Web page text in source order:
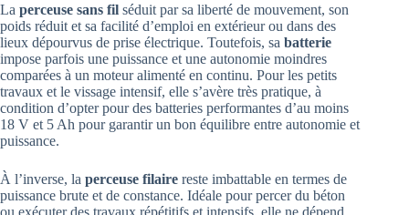
La perceuse sans fil séduit par sa liberté de mouvement, son
poids réduit et sa facilité d’emploi en extérieur ou dans des
lieux dépourvus de prise électrique. Toutefois, sa batterie
impose parfois une puissance et une autonomie moindres
comparées à un moteur alimenté en continu. Pour les petits
travaux et le vissage intensif, elle s’avère très pratique, à
condition d’opter pour des batteries performantes d’au moins
18 V et 5 Ah pour garantir un bon équilibre entre autonomie et
puissance.
À l’inverse, la perceuse filaire reste imbattable en termes de
puissance brute et de constance. Idéale pour percer du béton
ou exécuter des travaux répétitifs et intensifs, elle ne dépend